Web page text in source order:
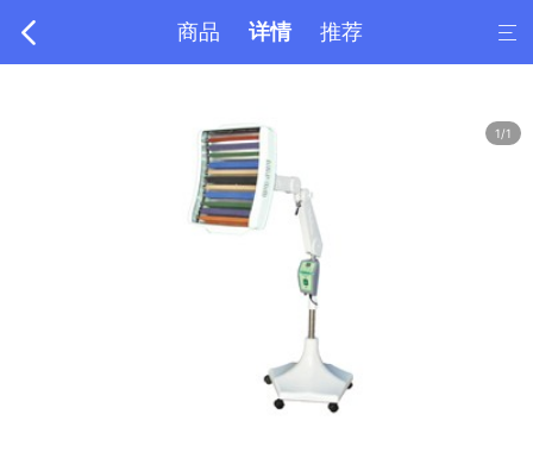
 商品 详情 推荐 
1/1